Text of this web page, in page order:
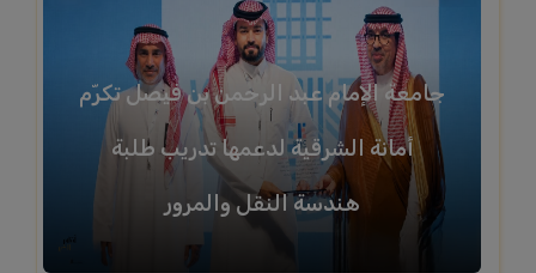
جامعة الإمام عبد الرحمن بن فيصل تكرّم
أمانة الشرقية لدعمها تدريب طلبة
هندسة النقل والمرور